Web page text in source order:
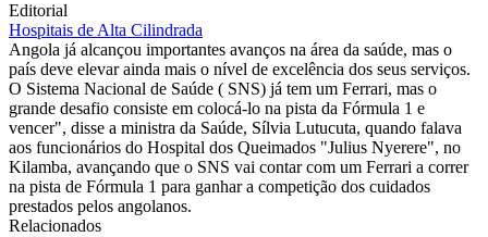
Editorial
Hospitais de Alta Cilindrada
Angola já alcançou importantes avanços na área da saúde, mas o
país deve elevar ainda mais o nível de excelência dos seus serviços.
O Sistema Nacional de Saúde ( SNS) já tem um Ferrari, mas o
grande desafio consiste em colocá-lo na pista da Fórmula 1 e
vencer", disse a ministra da Saúde, Sílvia Lutucuta, quando falava
aos funcionários do Hospital dos Queimados "Julius Nyerere", no
Kilamba, avançando que o SNS vai contar com um Ferrari a correr
na pista de Fórmula 1 para ganhar a competição dos cuidados
prestados pelos angolanos.
Relacionados